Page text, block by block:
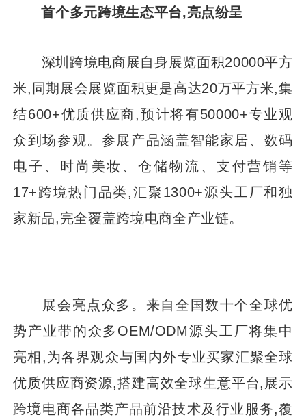
首个多元跨境生态平台,亮点纷呈
深圳跨境电商展自身展览面积20000平方
米,同期展会展览面积更是高达20万平方米,集
结600+优质供应商,预计将有50000+专业观
众到场参观。参展产品涵盖智能家居、数码
电子、时尚美妆、仓储物流、支付营销等
17+跨境热门品类,汇聚1300+源头工厂和独
家新品,完全覆盖跨境电商全产业链。
展会亮点众多。来自全国数十个全球优
势产业带的众多OEM/ODM源头工厂将集中
亮相,为各界观众与国内外专业买家汇聚全球
优质供应商资源,搭建高效全球生意平台,展示
跨境电商各品类产品前沿技术及行业服务,覆